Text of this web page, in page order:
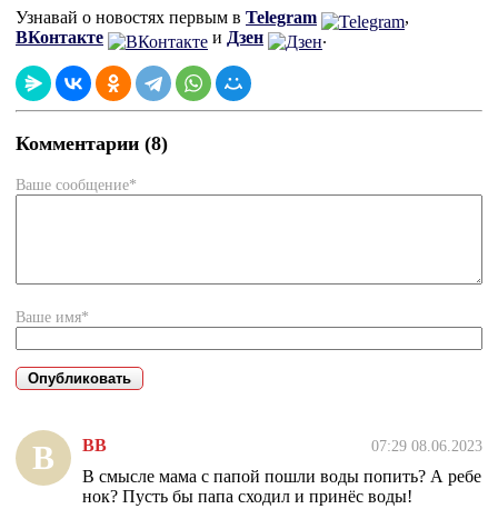
Узнавай о новостях первым в Telegram
,
ВКонтакте
и Дзен .
Комментарии (8)
Ваше сообщение*
Ваше имя*
В ВВ 07:29 08.06.2023
В смысле мама с папой пошли воды попить? А ребе
нок? Пусть бы папа сходил и принёс воды!